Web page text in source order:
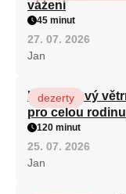
vážení
45 minut
27. 07. 2026
Jan
Karamelový
pro celou rodinu
dezerty
120 minut
25. 07. 2026
Jan